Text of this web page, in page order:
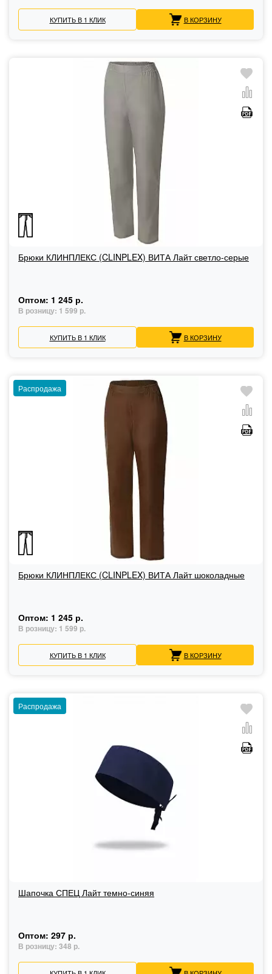
КУПИТЬ В 1 КЛИК В КОРЗИНУ
Брюки КЛИНПЛЕКС (CLINPLEX) ВИТА Лайт светло-серые
Оптом: 1 245 р.
В розницу: 1 599 р.
КУПИТЬ В 1 КЛИК В КОРЗИНУ
Распродажа
Брюки КЛИНПЛЕКС (CLINPLEX) ВИТА Лайт шоколадные
Оптом: 1 245 р.
В розницу: 1 599 р.
КУПИТЬ В 1 КЛИК В КОРЗИНУ
Распродажа
Шапочка СПЕЦ Лайт темно-синяя
Оптом: 297 р.
В розницу: 348 р.